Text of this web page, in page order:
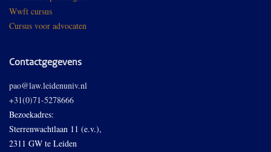
Wwft cursus
Cursus voor advocaten
Contactgegevens
pao@law.leidenuniv.nl
+31(0)71-5278666
Bezoekadres:
Sterrenwachtlaan 11 (e.v.),
2311 GW te Leiden